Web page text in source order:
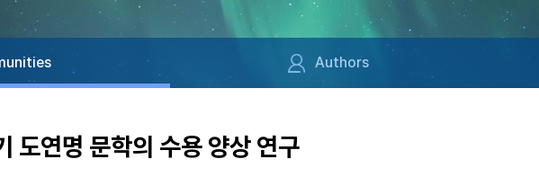
Authors
도연명 문학의 수용 양상 연구